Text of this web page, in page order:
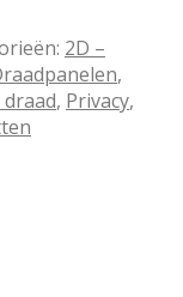
2D –
,
, Privacy,